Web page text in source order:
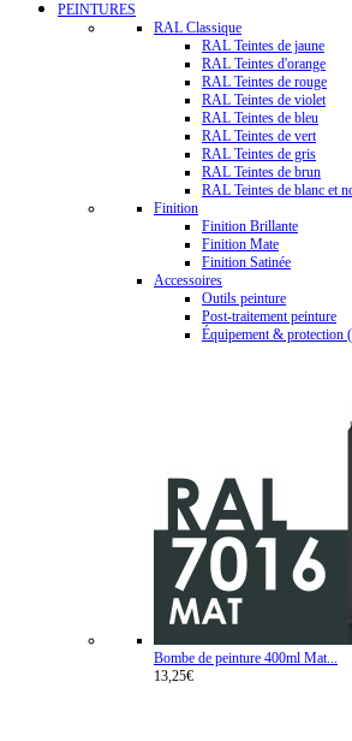
PEINTURES
RAL Classique
RAL Teintes de jaune
RAL Teintes d'orange
RAL Teintes de rouge
RAL Teintes de violet
RAL Teintes de bleu
RAL Teintes de vert
RAL Teintes de gris
RAL Teintes de brun
RAL Teintes de blanc et
Finition
Finition Brillante
Finition Mate
Finition Satinée
Accessoires
Outils peinture
Post-traitement peinture
Équipement & protection
Bombe de peinture 400ml Mat...
13,25€